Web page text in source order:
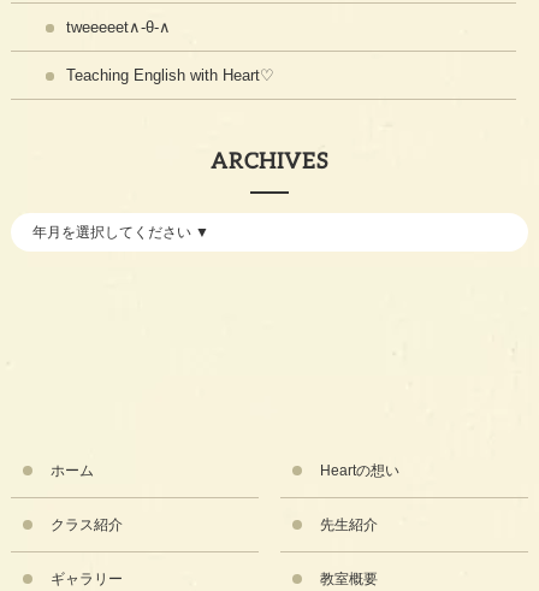
tweeeeet∧-θ-∧
Teaching English with Heart♡
ARCHIVES
ホーム Heartの想い
クラス紹介 先生紹介
ギャラリー 教室概要